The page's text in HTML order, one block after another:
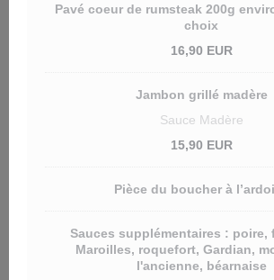
Pavé coeur de rumsteak 200g
choix
16,90 EUR
Jambon grillé madère
Sauce Madère
15,90 EUR
Pièce du boucher à
Sauces supplémentaires : poire,
Maroilles, roquefort, Gardian,
l'ancienne, béarnaise